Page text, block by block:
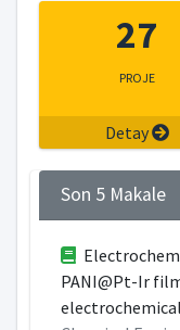
27
PROJE
Detay
Son 5 Makale
PANI@Pt-Ir